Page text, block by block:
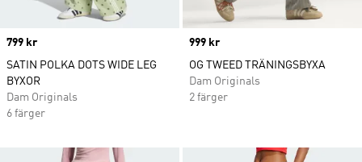
Price
799 kr
SATIN POLKA DOTS WIDE LEG
BYXOR
Dam Originals
6 färger
Price
999 kr
OG TWEED TRÄNINGSBYXA
Dam Originals
2 färger